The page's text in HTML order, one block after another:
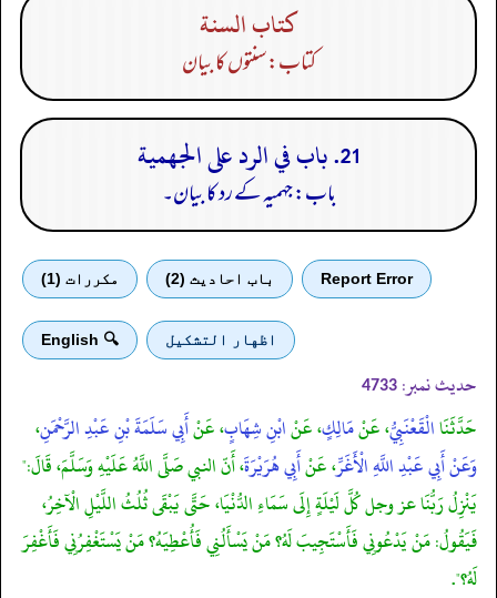
كتاب السنة
کتاب: سنتوں کا بیان
21. باب في الرد على الجهمية
باب: جہمیہ کے رد کا بیان۔
Report Error باب احادیث (2) مكررات (1)
اظهار التشكيل 🔍 English
حدیث نمبر: 4733
حَدَّثَنَاالْقَعْنَبِيُّ، عَنْمَالِكٍ، عَنْابْنِ شِهَابٍ، عَنْأَبِي سَلَمَةَ بْنِ عَبْدِ الرَّحْمَنِ،
وَعَنْ أَبِي عَبْدِ اللَّهِ الْأَغَرِّ، عَنْأَبِي هُرَيْرَةَ، أَنّ النبي صَلَّى اللَّهُ عَلَيْهِ وَسَلَّمَ، قَالَ:"
يَنْزِلُ رَبُّنَا عز وجل كُلَّ لَيْلَةٍ إِلَى سَمَاءِ الدُّنْيَا، حَتَّى يَبْقَى ثُلُثُ اللَّيْلِ الْآخِرُ،
فَيَقُولُ: مَنْ يَدْعُونِي فَأَسْتَجِيبَ لَهُ؟ مَنْ يَسْأَلُنِي فَأُعْطِيَهُ؟ مَنْ يَسْتَغْفِرُنِي فَأَغْفِرَ
لَهُ؟".